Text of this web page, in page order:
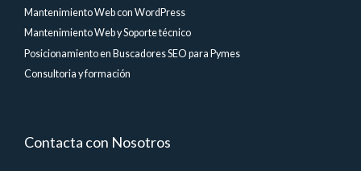
Mantenimiento Web con WordPress
Mantenimiento Web y Soporte técnico
Posicionamiento en Buscadores SEO para Pymes
Consultoria y formación
Contacta con Nosotros